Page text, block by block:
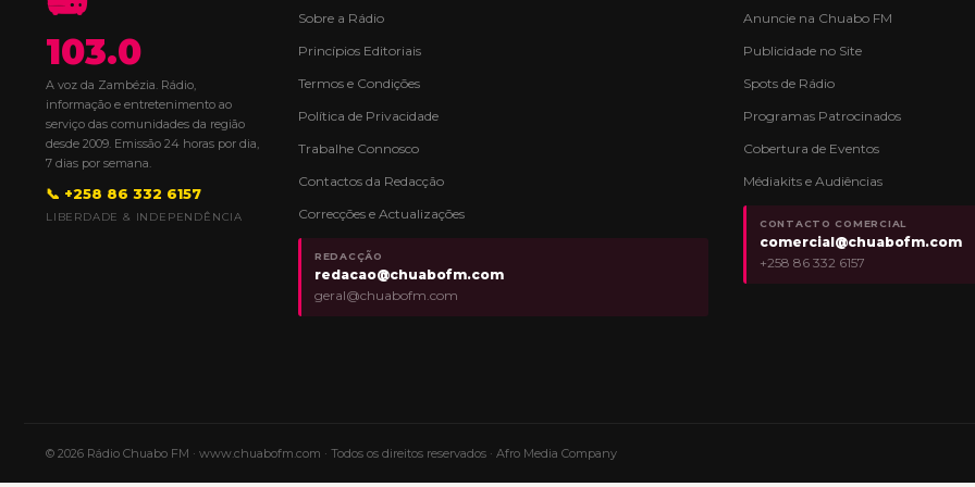
103.0
A voz da Zambézia. Rádio,
informação e entretenimento ao
serviço das comunidades da região
desde 2009. Emissão 24 horas por dia,
7 dias por semana.
📞 +258 86 332 6157
LIBERDADE & INDEPENDÊNCIA
Sobre a Rádio
Princípios Editoriais
Termos e Condições
Política de Privacidade
Trabalhe Connosco
Contactos da Redacção
Correcções e Actualizações
REDACÇÃO
redacao@chuabofm.com
geral@chuabofm.com
Anuncie na Chuabo FM
Publicidade no Site
Spots de Rádio
Programas Patrocinados
Cobertura de Eventos
Médiakits e Audiências
CONTACTO COMERCIAL
comercial@chuabofm.com
+258 86 332 6157
© 2026 Rádio Chuabo FM · www.chuabofm.com · Todos os direitos reservados · Afro Media Company